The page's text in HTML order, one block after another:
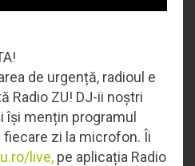
de urgență, radioul e
Radio ZU! DJ-ii noștri
își mențin programul
fiecare zi la microfon. Îi
live, pe aplicația Radio